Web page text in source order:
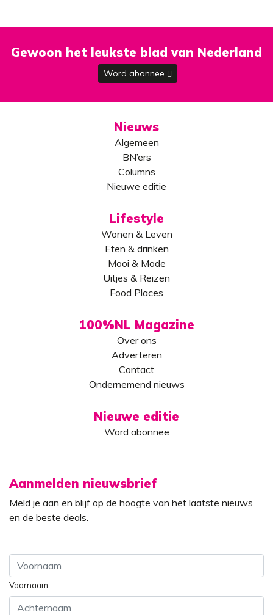
Gewoon het leukste blad van Nederland
Word abonnee
Nieuws
Algemeen
BN’ers
Columns
Nieuwe editie
Lifestyle
Wonen & Leven
Eten & drinken
Mooi & Mode
Uitjes & Reizen
Food Places
100%NL Magazine
Over ons
Adverteren
Contact
Ondernemend nieuws
Nieuwe editie
Word abonnee
Aanmelden nieuwsbrief
Meld je aan en blijf op de hoogte van het laatste nieuws
en de beste deals.
Voornaam